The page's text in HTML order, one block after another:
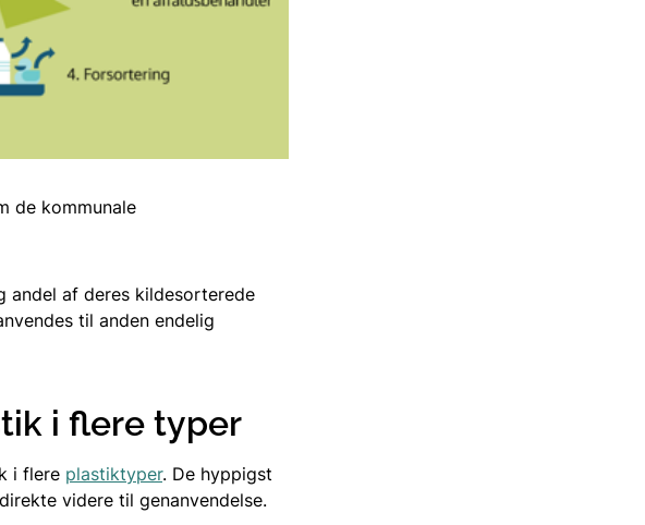
de kommunale
andel af deres kildesorterede
til anden endelig
i flere typer
i flere plastiktyper. De hyppigst
videre til genanvendelse.